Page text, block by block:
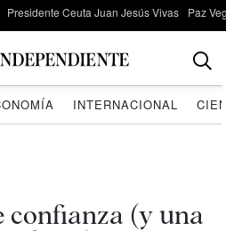
Presidente Ceuta Juan Jesús Vivas Paz
INTERNACIONAL
confianza (y una